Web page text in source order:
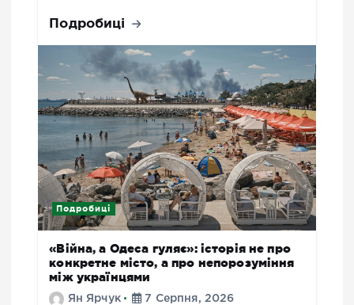
Подробиці
Подробиці
«Війна, а Одеса гуляє»: історія не про
конкретне місто, а про непорозуміння
між українцями
Ян Ярчук 7 Серпня, 2026